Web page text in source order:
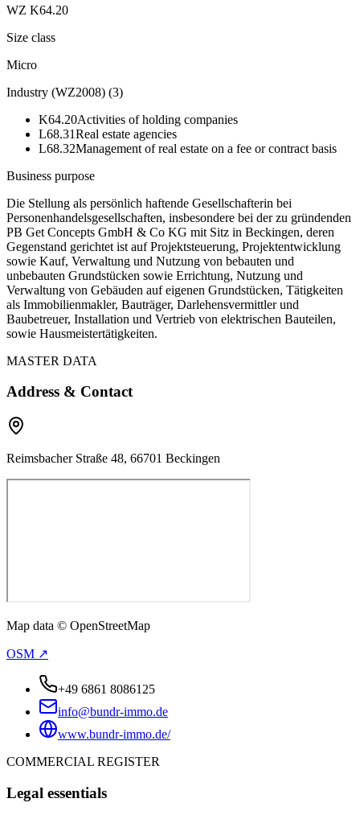
WZ K64.20
Size class
Micro
Industry (WZ2008) (3)
K64.20Activities of holding companies
L68.31Real estate agencies
L68.32Management of real estate on a fee or contract basis
Business purpose
Die Stellung als persönlich haftende Gesellschafterin bei
Personenhandelsgesellschaften, insbesondere bei der zu gründenden
PB Get Concepts GmbH & Co KG mit Sitz in Beckingen, deren
Gegenstand gerichtet ist auf Projektsteuerung, Projektentwicklung
sowie Kauf, Verwaltung und Nutzung von bebauten und
unbebauten Grundstücken sowie Errichtung, Nutzung und
Verwaltung von Gebäuden auf eigenen Grundstücken, Tätigkeiten
als Immobilienmakler, Bauträger, Darlehensvermittler und
Baubetreuer, Installation und Vertrieb von elektrischen Bauteilen,
sowie Hausmeistertätigkeiten.
MASTER DATA
Address & Contact
Reimsbacher Straße 48, 66701 Beckingen
Map data © OpenStreetMap
OSM ↗
+49 6861 8086125
info@bundr-immo.de
www.bundr-immo.de/
COMMERCIAL REGISTER
Legal essentials